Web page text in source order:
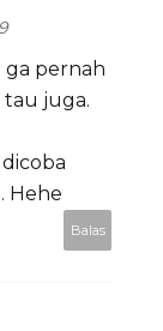
ga pernah
tau juga.
Hehe
Balas